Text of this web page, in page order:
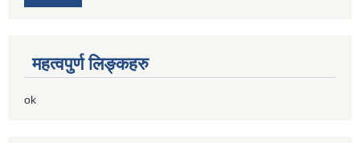
महत्वपुर्ण लिङ्कहरु
ok